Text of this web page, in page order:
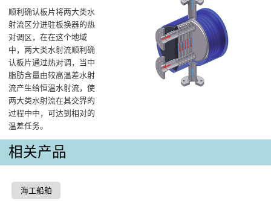
顺利确认板片将两大类水
射流区分进驻板换器的热
对调区，在在这个地域
中，两大类水射流顺利确
认板片通过热对调，当中
脂肪含量由较高温差水射
流产生给恒温水射流，使
两大类水射流在其交界的
过程中中，可达到相对的
温差任务。
相关产品
海工船舶